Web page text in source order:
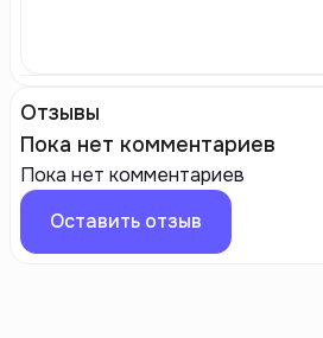
Отзывы
Пока нет комментариев
Пока нет комментариев
Оставить отзыв